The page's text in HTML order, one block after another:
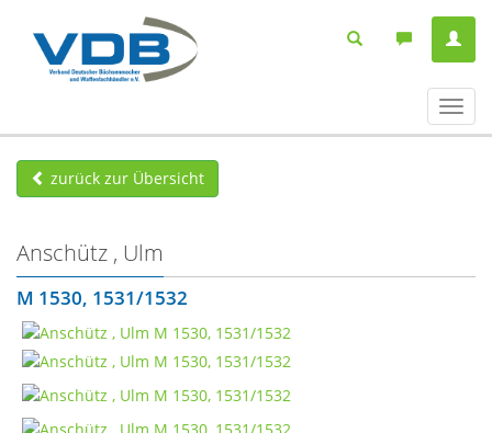
ein-/
zurück zur Übersicht
Anschütz , Ulm
M 1530, 1531/1532